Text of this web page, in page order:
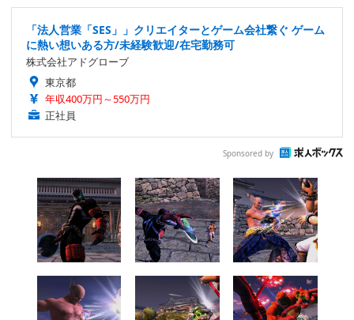
「法人営業「SES」」クリエイターとゲーム会社繋ぐ ゲーム
に熱い想いある方/未経験歓迎/在宅勤務可
株式会社アドグローブ
東京都
年収400万円～550万円
正社員
Sponsored by